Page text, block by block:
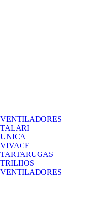
VENTILADORES
TALARI
UNICA
VIVACE
TARTARUGAS
TRILHOS
VENTILADORES